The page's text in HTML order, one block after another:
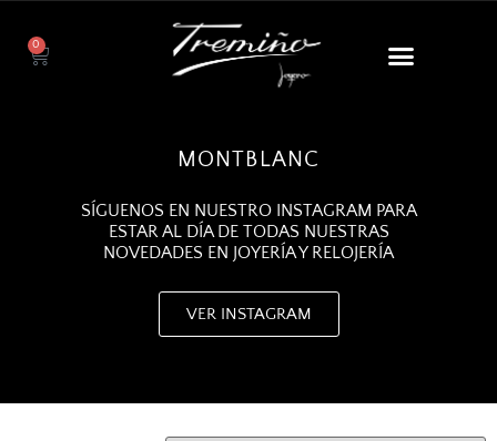
0
MONTBLANC
SÍGUENOS EN NUESTRO INSTAGRAM PARA
ESTAR AL DÍA DE TODAS NUESTRAS
NOVEDADES EN JOYERÍA Y RELOJERÍA
VER INSTAGRAM